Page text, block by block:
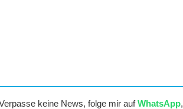
keine News, folge mir aufWhatsApp,